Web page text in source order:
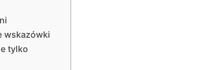
wskazówki
tylko